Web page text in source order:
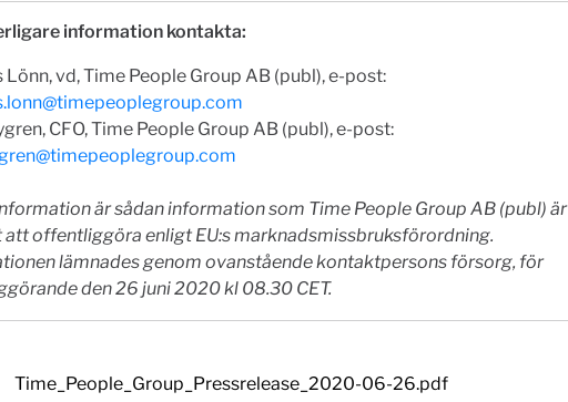
information kontakta:
Lönn, vd, Time People Group AB (publ), e-post:
CFO, Time People Group AB (publ), e-post:
är sådan information som Time People Group AB (publ) är
offentliggöra enligt EU:smarknadsmissbruksförordning.
lämnades genom ovanstående kontaktpersons försorg, för
den 26 juni 2020 kl 08.30 CET.
Time_People_Group_Pressrelease_2020-06-26.pdf